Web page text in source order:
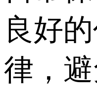
良好
律，